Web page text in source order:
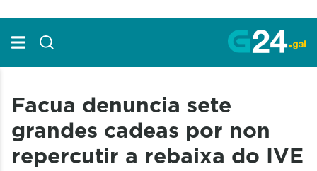
Facua denuncia sete
grandes cadeas por non
repercutir a rebaixa do IVE